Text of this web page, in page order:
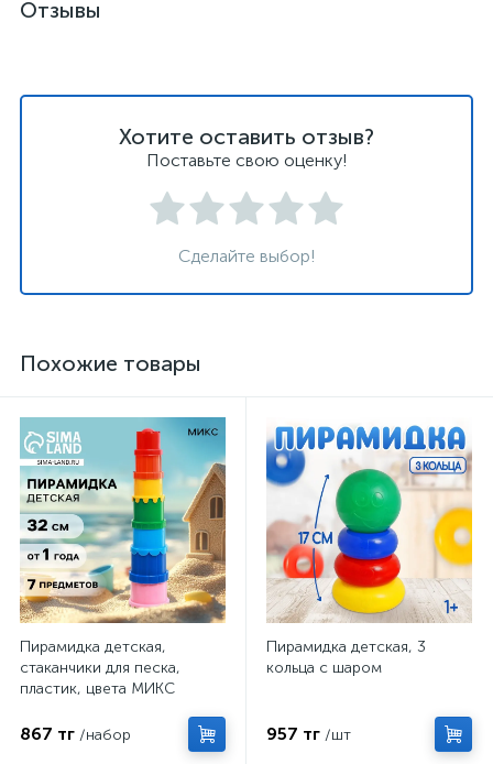
Отзывы
Хотите оставить отзыв?
Поставьте свою оценку!
Сделайте выбор!
Похожие товары
Пирамидка детская,
стаканчики для песка,
пластик, цвета МИКС
867 тг /набор
Пирамидка детская, 3
кольца с шаром
957 тг /шт